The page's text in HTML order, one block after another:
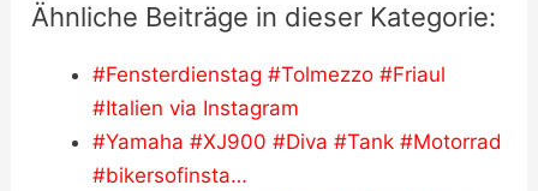
Ähnliche Beiträge in dieser Kategorie:
#Fensterdienstag #Tolmezzo #Friaul
#Italien via Instagram
#Yamaha #XJ900 #Diva #Tank #Motorrad
#bikersofinsta…